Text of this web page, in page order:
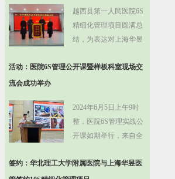
越西县第一人民医院6S
精细化管理项目圆满总
结，为表达对上海华昱
肯定，特授予上海华昱
活动：医院6S管理公开课暨样板科室现场交
流会成功举办
2024年6月5日上午9时
整，医院6S管理实战公
开课如期举行，来自全
管理者汇聚一堂，共享
签约：华北理工大学附属医院与上海华昱医